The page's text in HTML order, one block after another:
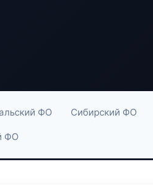
ФО Сибирский ФО
ФО